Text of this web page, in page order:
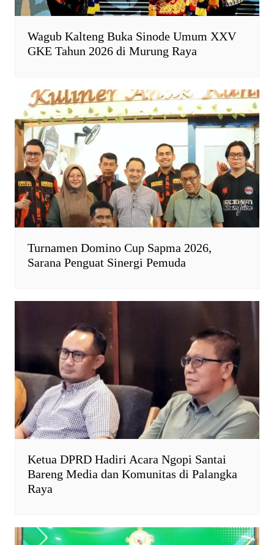
Wagub Kalteng Buka Sinode Umum XXV
GKE Tahun 2026 di Murung Raya
Turnamen Domino Cup Sapma 2026,
Sarana Penguat Sinergi Pemuda
Ketua DPRD Hadiri Acara Ngopi Santai
Bareng Media dan Komunitas di Palangka
Raya